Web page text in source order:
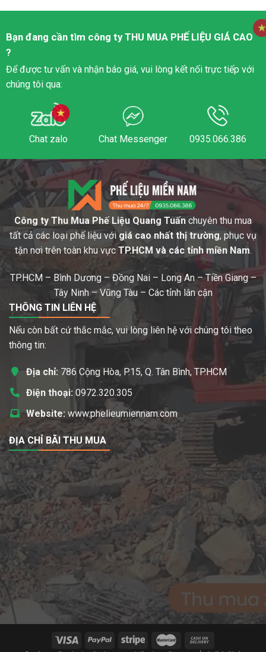
Bạn đang cần tìm công tyTHU MUA PHẾ LIỆU GIÁ CAO
?
Để được tư vấn và nhận báo giá, vui lòng kết nối trực tiếp với
chúng tôi qua:
Chat zalo Chat Messenger 0935.066.386
Công ty Thu Mua Phế Liệu Quang Tuấn chuyên thu mua
tất cả các loại phế liệu vớigiá cao nhất thị trường, phục vụ
tận nơi trên toàn khu vực TP.HCM và các tỉnh miền Nam.
TP.HCM – Bình Dương – Đồng Nai – Long An – Tiền Giang –
Tây Ninh – Vũng Tàu – Các tỉnh lân cận
THÔNG TIN LIÊN HỆ
Nếu còn bất cứ thắc mắc, vui lòng liên hệ với chúng tôi theo
thông tin:
Địa chỉ: 786 Cộng Hòa, P.15, Q. Tân Bình, TP.HCM
Điện thoại: 0972.320.305
Website: www.phelieumiennam.com
ĐỊA CHỈ BÃI THU MUA